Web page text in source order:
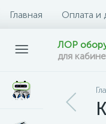
Главная Оплата и
ЛОР
для